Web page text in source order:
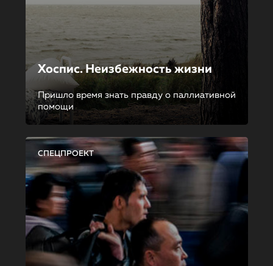
Хоспис. Неизбежность жизни
Пришло время знать правду о паллиативной
помощи
СПЕЦПРОЕКТ